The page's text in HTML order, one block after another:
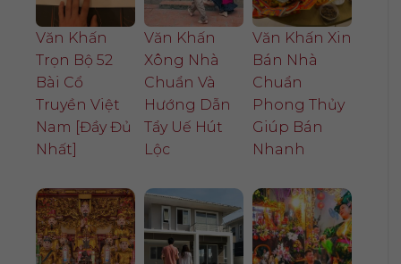
Văn Khấn
Trọn Bộ 52
Bài Cổ
Truyền Việt
Nam [Đầy Đủ
Nhất]
Văn Khấn
Xông Nhà
Chuẩn Và
Hướng Dẫn
Tẩy Uế Hút
Lộc
Văn Khấn Xin
Bán Nhà
Chuẩn
Phong Thủy
Giúp Bán
Nhanh